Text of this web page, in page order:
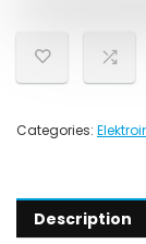
Categories:
Description